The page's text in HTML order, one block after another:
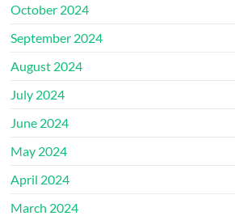
October 2024
September 2024
August 2024
July 2024
June 2024
May 2024
April 2024
March 2024